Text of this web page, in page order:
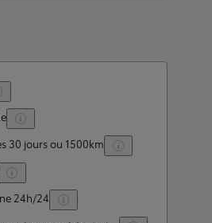
30 jours ou 1500km
24h/24